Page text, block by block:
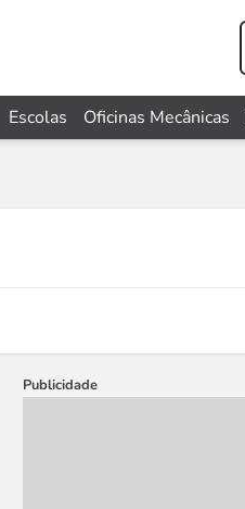
Escolas Oficinas Mecânicas
Publicidade